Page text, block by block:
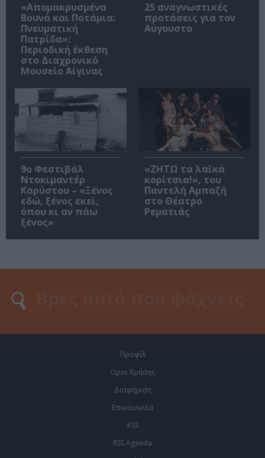
«Απομακρυσμένα
Βουνά και Ποτάμια:
Πνευματική
Πατρίδα»:
Περιοδική έκθεση
στο Διαχρονικό
Μουσείο Αίγινας
25 αναγνωστικές
προτάσεις για τον
Αύγουστο
9ο Φεστιβάλ
Ντοκιμαντέρ
Καρύστου – «Ξένος
εδώ, ξένος εκεί,
όπου κι αν πάω
ξένος»
«ΖΗΤΩ τα λαϊκά
κορίτσια!», του
Παντελή Αμπαζή
στο Θέατρο
Ρεματιάς
Προφίλ
Οροι Χρήσης
Διαφήμιση
Επικοινωνία
RSS
RSS Agenda